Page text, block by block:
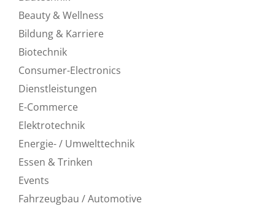
Beauty & Wellness
Bildung & Karriere
Biotechnik
Consumer-Electronics
Dienstleistungen
E-Commerce
Elektrotechnik
Energie- / Umwelttechnik
Essen & Trinken
Events
Fahrzeugbau / Automotive